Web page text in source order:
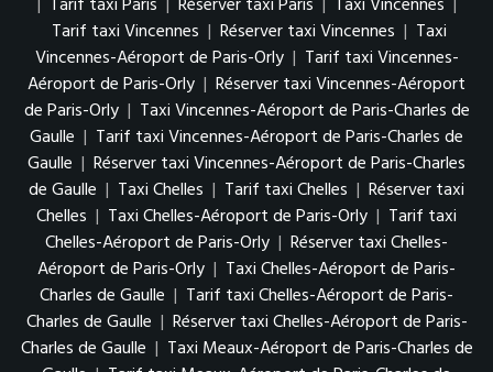
Tarif taxi Vincennes | Réserver taxi Vincennes | Taxi
Vincennes-Aéroport de Paris-Orly | Tarif taxi Vincennes-
Aéroport de Paris-Orly | Réserver taxi Vincennes-Aéroport
de Paris-Orly | Taxi Vincennes-Aéroport de Paris-Charles de
Gaulle | Tarif taxi Vincennes-Aéroport de Paris-Charles de
Gaulle | Réserver taxi Vincennes-Aéroport de Paris-Charles
de Gaulle | Taxi Chelles | Tarif taxi Chelles | Réserver taxi
Chelles | Taxi Chelles-Aéroport de Paris-Orly | Tarif taxi
Chelles-Aéroport de Paris-Orly | Réserver taxi Chelles-
Aéroport de Paris-Orly | Taxi Chelles-Aéroport de Paris-
Charles de Gaulle | Tarif taxi Chelles-Aéroport de Paris-
Charles de Gaulle | Réserver taxi Chelles-Aéroport de Paris-
Charles de Gaulle | Taxi Meaux-Aéroport de Paris-Charles de